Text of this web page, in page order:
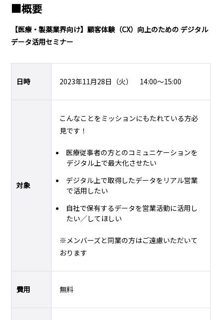
■概要
【医療・製薬業界向け】顧客体験（CX）向上のための デジタル
データ活用セミナー
日時 2023年11月28日（火） 14:00～15:00
対象
こんなことをミッションにもたれている方必
見です！
医療従事者の方とのコミュニケーションを
デジタル上で最大化させたい
デジタル上で取得したデータをリアル営業
で活用したい
自社で保有するデータを営業活動に活用し
たい／してほしい
※メンバーズと同業の方はご遠慮いただいて
おります
費用 無料